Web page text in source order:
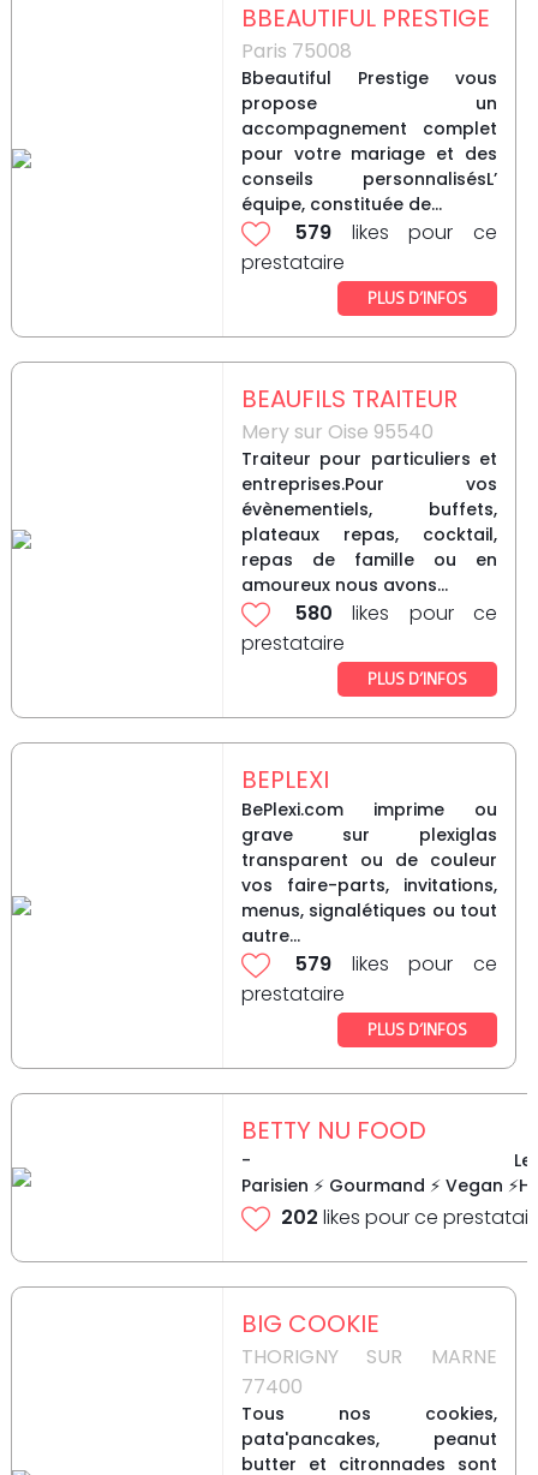
BBEAUTIFUL PRESTIGE
Paris 75008
Bbeautiful Prestige vous
propose un
accompagnement complet
pour votre mariage et des
conseils personnalisésL’
équipe, constituée de...
579 likes pour ce
prestataire
PLUS D’INFOS
BEAUFILS TRAITEUR
Mery sur Oise 95540
Traiteur pour particuliers et
entreprises.Pour vos
évènementiels, buffets,
plateaux repas, cocktail,
repas de famille ou en
amoureux nous avons...
580 likes pour ce
prestataire
PLUS D’INFOS
BEPLEXI
BePlexi.com imprime ou
grave sur plexiglas
transparent ou de couleur
vos faire-parts, invitations,
menus, signalétiques ou tout
autre...
579 likes pour ce
prestataire
PLUS D’INFOS
BETTY NU FOOD
- Le
Parisien ⚡ Gourmand ⚡ Vegan
202 likes pour ce
BIG COOKIE
THORIGNY SUR MARNE
77400
Tous nos cookies,
pata'pancakes, peanut
butter et citronnades sont